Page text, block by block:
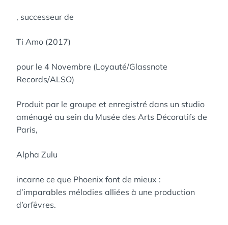
, successeur de
Ti Amo (2017)
pour le 4 Novembre (Loyauté/Glassnote
Records/ALSO)
Produit par le groupe et enregistré dans un studio
aménagé au sein du Musée des Arts Décoratifs de
Paris,
Alpha Zulu
incarne ce que Phoenix font de mieux :
d’imparables mélodies alliées à une production
d’orfêvres.